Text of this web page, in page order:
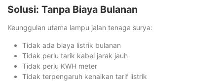
Solusi: Tanpa Biaya Bulanan
Keunggulan utama lampu jalan tenaga surya:
Tidak ada biaya listrik bulanan
Tidak perlu tarik kabel jarak jauh
Tidak perlu KWH meter
Tidak terpengaruh kenaikan tarif listrik